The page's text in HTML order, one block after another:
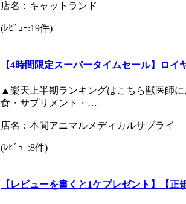
店名：キャットランド
(ﾚﾋﾞｭｰ:19件)
【4時間限定スーパータイムセール】ロ
▲楽天上半期ランキングはこちら獣医師
食・サプリメント・…
店名：本間アニマルメディカルサプライ
(ﾚﾋﾞｭｰ:8件)
【レビューを書くと1ケプレゼント】【